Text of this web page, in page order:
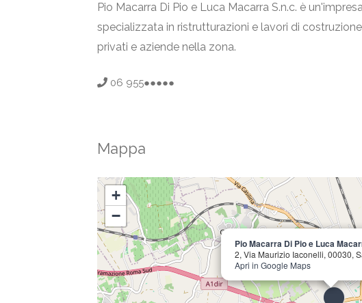
Pio Macarra Di Pio e Luca Macarra S.n.c. è
specializzata in ristrutturazioni e lavori di
privati e aziende nella zona.
06 955●●●●●
Mappa
Pio Macarra Di Pio e Luca
2, Via Maurizio Iaconelli, 00030,
Apri in Google Maps
+
−